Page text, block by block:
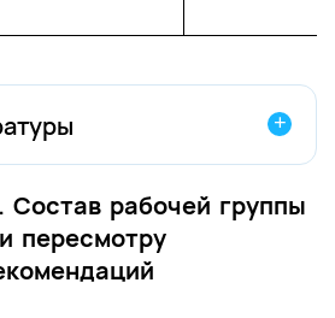
Б.И.. Патология матки.
врачей. 2019 .
K.E., Seikkula J., Abi Raad
Состав рабочей группы
пересмотру